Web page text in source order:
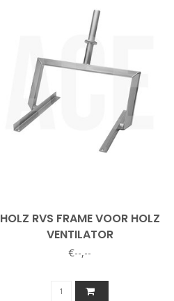
HOLZ RVS FRAME VOOR HOLZ
VENTILATOR
€--,--